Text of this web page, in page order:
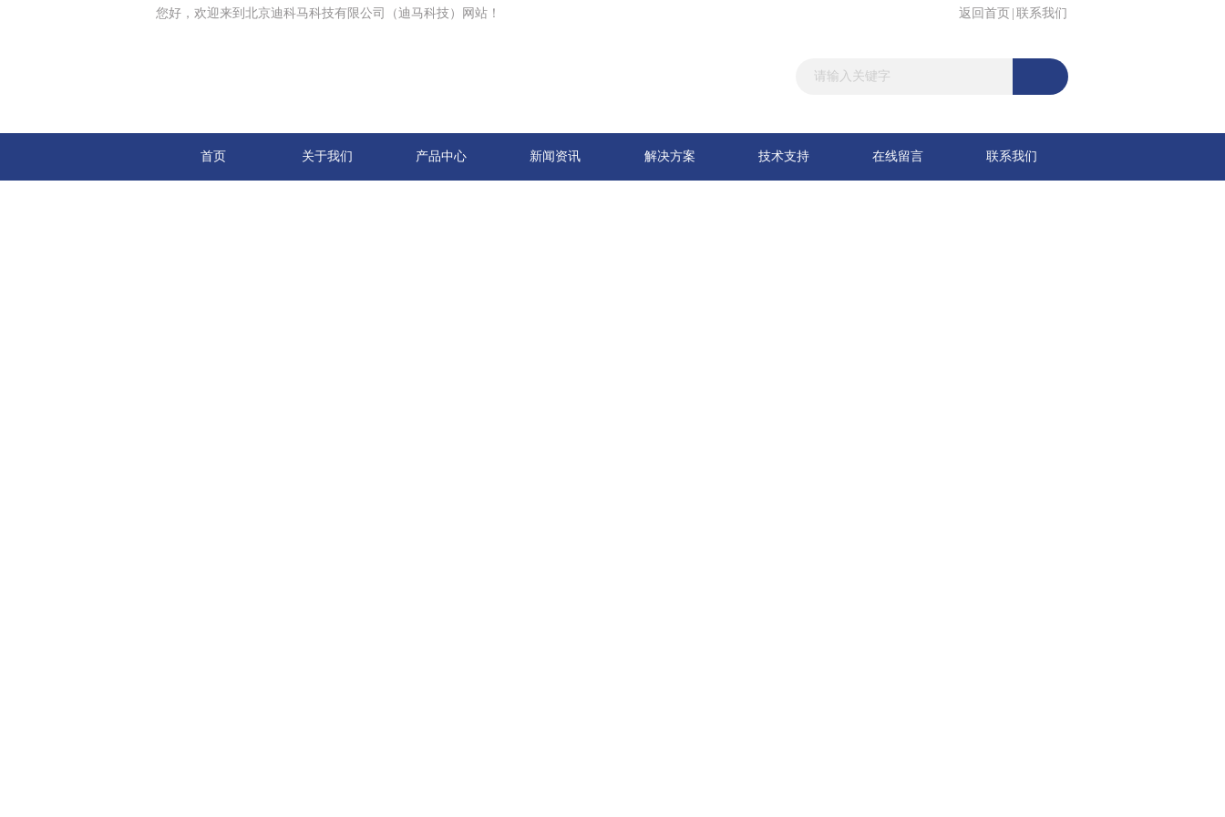
您好，欢迎来到北京迪科马科技有限公司（迪马科技）网站！ 返回首页 联系我们
首页 关于我们 产品中心 新闻资讯 解决方案 技术支持 在线留言 联系我们